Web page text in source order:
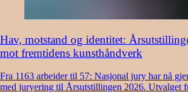
Hav, motstand og identitet:
mot fremtidens kunsthåndverk
Fra 1163 arbeider til 57: Nasjonal jury har nå
med juryering til Årsutstillingen 2026. Utvalget